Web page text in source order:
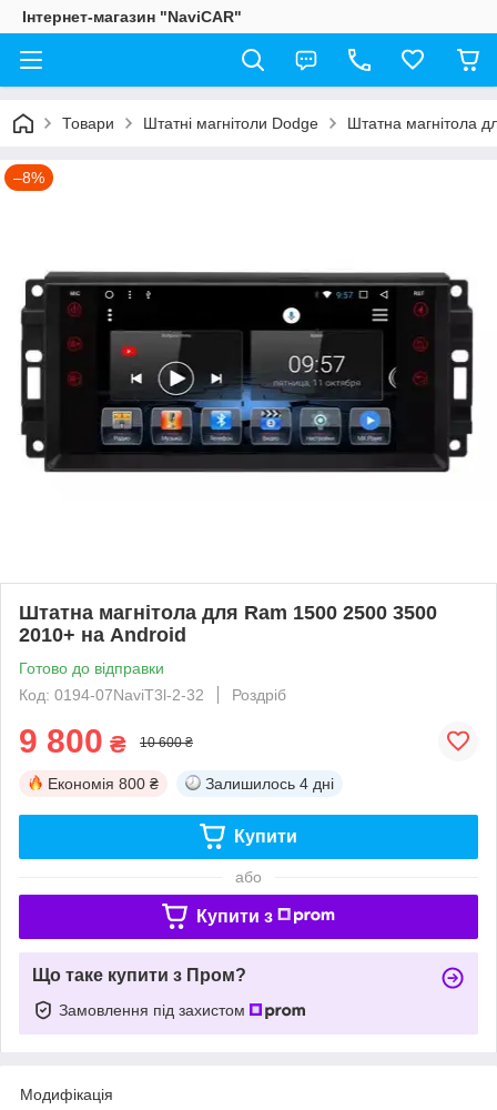
Інтернет-магазин "NaviCAR"
Товари Штатні магнітоли Dodge Штатна магнітола
–8%
Штатна магнітола для Ram 1500 2500 3500
2010+ на Android
Готово до відправки
Код: 0194-07NaviT3l-2-32
Роздріб
9 800 ₴ 10 600 ₴
Економія 800 ₴ Залишилось 4 дні
Купити
або
Купити з
Що таке купити з Пром?
Замовлення під захистом
Модифікація